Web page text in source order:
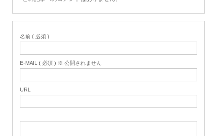
名前 ( 必須 )
E-MAIL ( 必須 ) ※ 公開されません
URL